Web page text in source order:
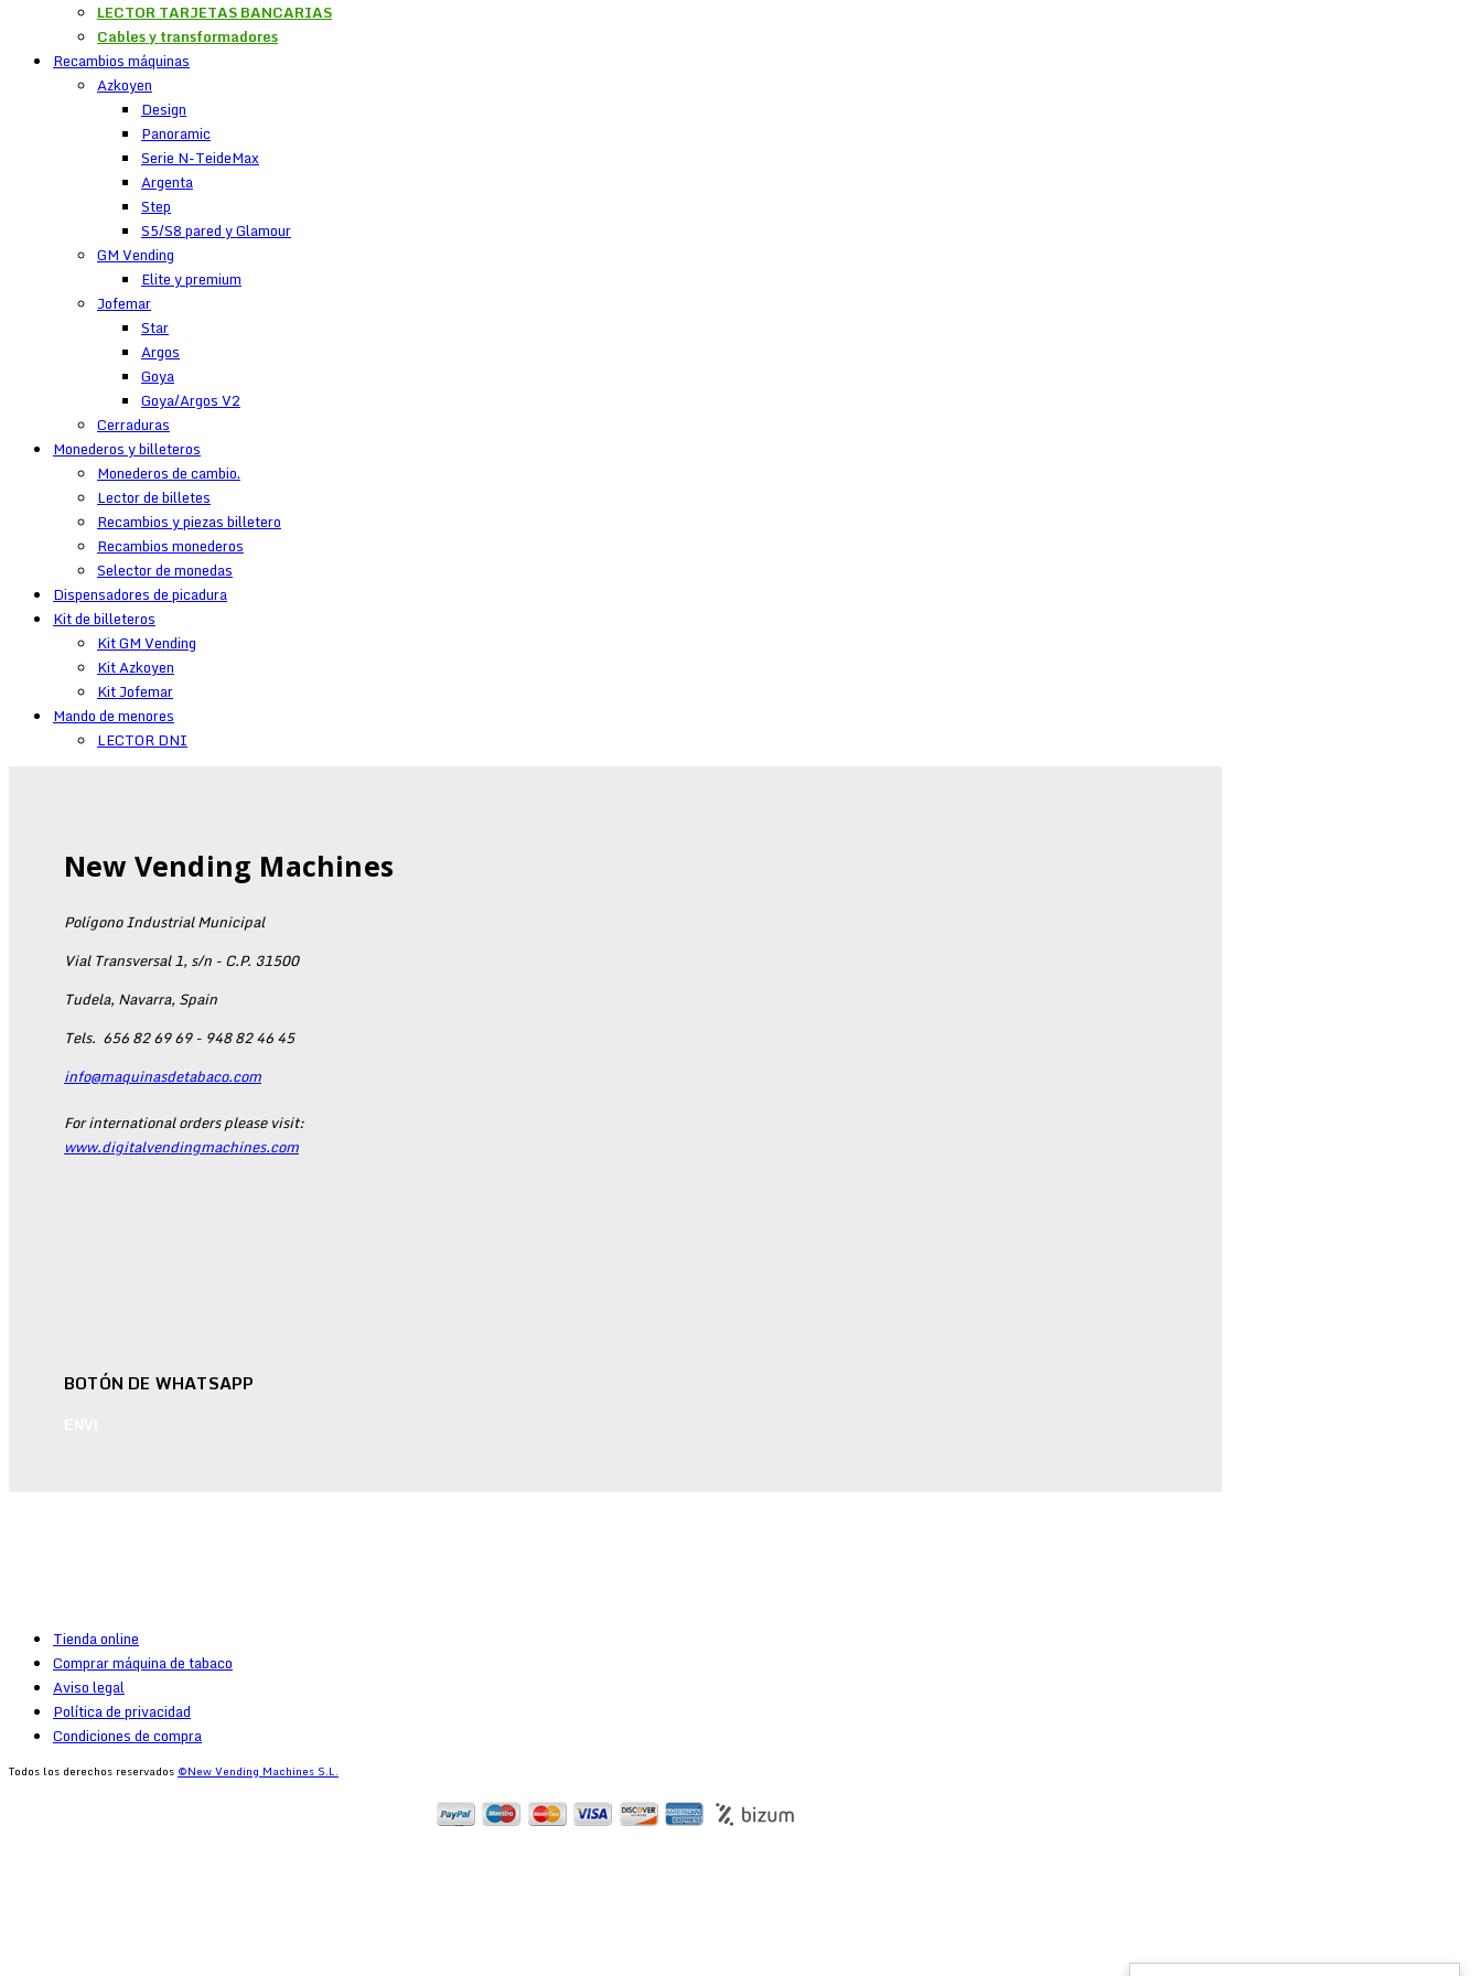
LECTOR TARJETAS BANCARIAS
Cables y transformadores
Recambios máquinas
Azkoyen
Design
Panoramic
Serie N-TeideMax
Argenta
Step
S5/S8 pared y Glamour
GM Vending
Elite y premium
Jofemar
Star
Argos
Goya
Goya/Argos V2
Cerraduras
Monederos y billeteros
Monederos de cambio.
Lector de billetes
Recambios y piezas billetero
Recambios monederos
Selector de monedas
Dispensadores de picadura
Kit de billeteros
Kit GM Vending
Kit Azkoyen
Kit Jofemar
Mando de menores
LECTOR DNI
New Vending Machines
Polígono Industrial Municipal
Vial Transversal 1, s/n - C.P. 31500
Tudela, Navarra, Spain
Tels. 656 82 69 69 - 948 82 46 45
info@maquinasdetabaco.com
For international orders please visit:
www.digitalvendingmachines.com
BOTÓN DE WHATSAPP
Tienda online
Comprar máquina de tabaco
Aviso legal
Política de privacidad
Condiciones de compra
Todos los derechos reservados ©New Vending Machines S.L.